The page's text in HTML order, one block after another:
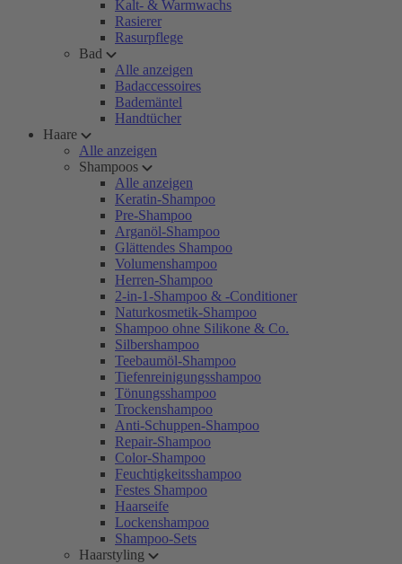
Kalt- & Warmwachs
Rasierer
Rasurpflege
Bad
Alle anzeigen
Badaccessoires
Bademäntel
Handtücher
Haare
Alle anzeigen
Shampoos
Alle anzeigen
Keratin-Shampoo
Pre-Shampoo
Arganöl-Shampoo
Glättendes Shampoo
Volumenshampoo
Herren-Shampoo
2-in-1-Shampoo & -Conditioner
Naturkosmetik-Shampoo
Shampoo ohne Silikone & Co.
Silbershampoo
Teebaumöl-Shampoo
Tiefenreinigungsshampoo
Tönungsshampoo
Trockenshampoo
Anti-Schuppen-Shampoo
Repair-Shampoo
Color-Shampoo
Feuchtigkeitsshampoo
Festes Shampoo
Haarseife
Lockenshampoo
Shampoo-Sets
Haarstyling